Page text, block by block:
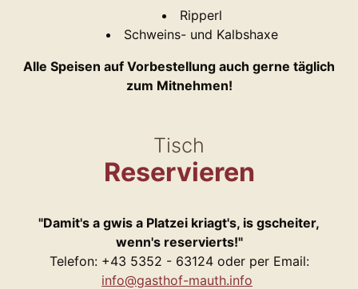
Ripperl
Schweins- und Kalbshaxe
Alle Speisen auf Vorbestellung auch gerne täglich
zum Mitnehmen!
Reservieren
Tisch
"Damit's a gwis a Platzei kriagt's, is gscheiter,
wenn's reservierts!"
Telefon: +43 5352 - 63124 oder per Email:
info@gasthof-mauth.info